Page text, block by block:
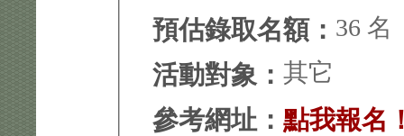
預估錄取名額： 36 名
活動對象： 其它
參考網址： 點我報名